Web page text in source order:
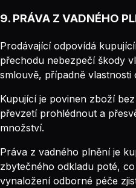
9. PRÁVA Z VADNÉHO
Prodávající odpovídá
přechodu nebezpečí škody
smlouvě, případně vlastnosti
Kupující je povinen zboží
převzetí prohlédnout a
množství.
Práva z vadného plnění je
zbytečného odkladu poté,
vynaložení odborné péče